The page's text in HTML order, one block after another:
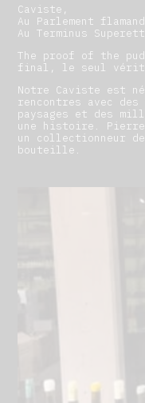
Caviste,
Au Parlement
Au Terminus
The proof of the
final, le seul
Notre Caviste est
rencontres avec
paysages et des
une histoire.
un collectionneur
bouteille.